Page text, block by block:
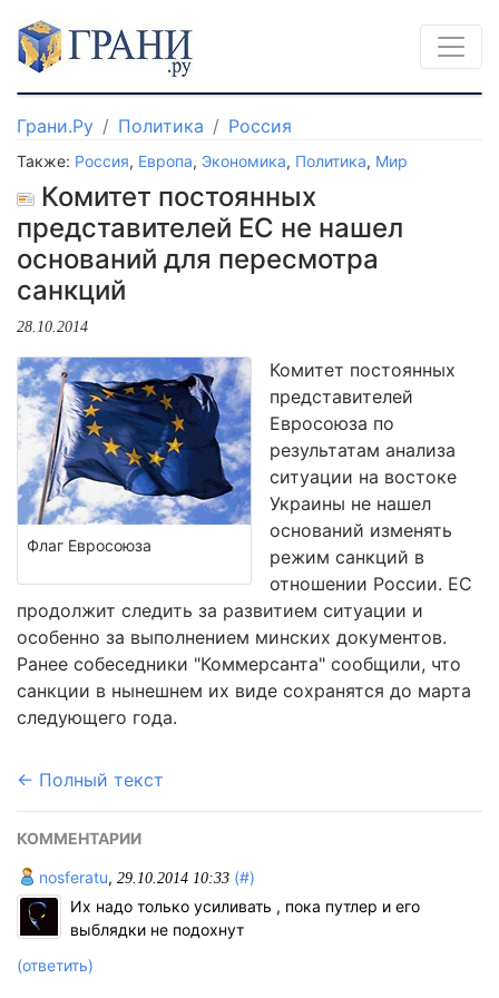
Грани.Ру Политика Россия
Также: Россия, Европа, Экономика, Политика, Мир
Комитет постоянных
представителей ЕС не нашел
оснований для пересмотра
санкций
28.10.2014
Флаг Евросоюза
Комитет постоянных
представителей
Евросоюза по
результатам анализа
ситуации на востоке
Украины не нашел
оснований изменять
режим санкций в
отношении России. ЕС
продолжит следить за развитием ситуации и
особенно за выполнением минских документов.
Ранее собеседники "Коммерсанта" сообщили, что
санкции в нынешнем их виде сохранятся до марта
следующего года.
← Полный текст
КОММЕНТАРИИ
nosferatu, 29.10.2014 10:33 (#)
Их надо только усиливать , пока путлер и его
выблядки не подохнут
(ответить)